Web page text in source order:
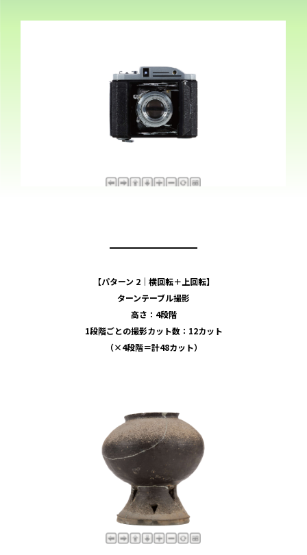
━━━━━━━━
【パターン 2｜横回転＋上回転】
ターンテーブル撮影
高さ：4段階
1段階ごとの撮影カット数：12カット
（×4段階＝計48カット）